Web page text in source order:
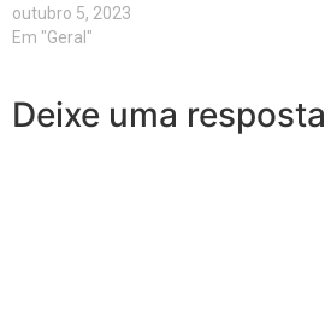
outubro 5, 2023
Em "Geral"
Deixe uma resposta